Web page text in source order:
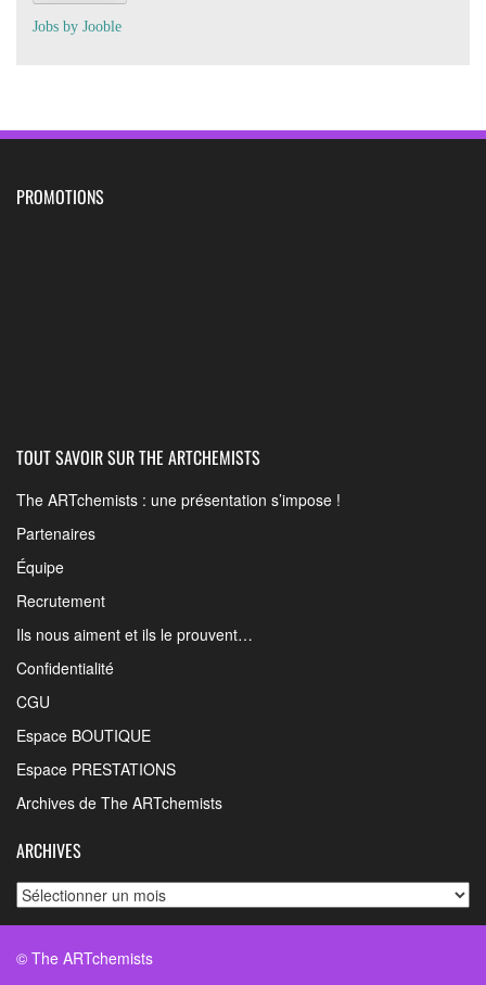
Jobs by Jooble
PROMOTIONS
TOUT SAVOIR SUR THE ARTCHEMISTS
The ARTchemists : une présentation s’impose !
Partenaires
Équipe
Recrutement
Ils nous aiment et ils le prouvent…
Confidentialité
CGU
Espace BOUTIQUE
Espace PRESTATIONS
Archives de The ARTchemists
ARCHIVES
Archives
© The ARTchemists